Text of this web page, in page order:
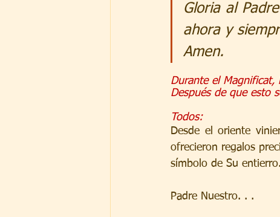
Gloria al
ahora y
Amen.
Durante el Magnificat,
Después de que esto
Todos:
Desde el oriente
ofrecieron regalos
símbolo de Su entierro.
Padre Nuestro. . .